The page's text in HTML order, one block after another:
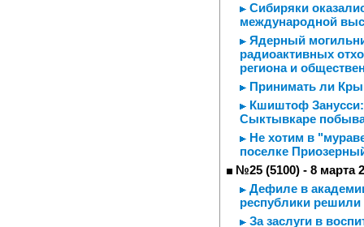
Сибиряки
международной
Ядерный
радиоактивных
региона и
Принимать ли
Кшиштоф
Сыктывкаре
Не хотим в
поселке
№25 (5100) - 8 марта
Дефиле в
республики решили
За заслуги в